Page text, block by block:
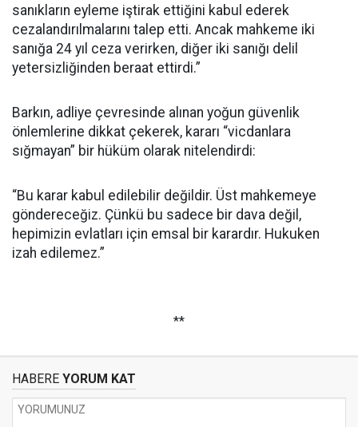
sanıkların eyleme iştirak ettiğini kabul ederek
cezalandırılmalarını talep etti. Ancak mahkeme iki
sanığa 24 yıl ceza verirken, diğer iki sanığı delil
yetersizliğinden beraat ettirdi.”
Barkın, adliye çevresinde alınan yoğun güvenlik
önlemlerine dikkat çekerek, kararı “vicdanlara
sığmayan” bir hüküm olarak nitelendirdi:
“Bu karar kabul edilebilir değildir. Üst mahkemeye
göndereceğiz. Çünkü bu sadece bir dava değil,
hepimizin evlatları için emsal bir karardır. Hukuken
izah edilemez.”
**
HABERE YORUM KAT